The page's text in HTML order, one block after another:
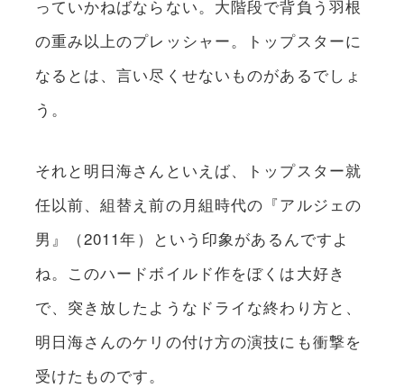
っていかねばならない。大階段で背負う羽根
の重み以上のプレッシャー。トップスターに
なるとは、言い尽くせないものがあるでしょ
う。
それと明日海さんといえば、トップスター就
任以前、組替え前の月組時代の『アルジェの
男』（2011年）という印象があるんですよ
ね。このハードボイルド作をぼくは大好き
で、突き放したようなドライな終わり方と、
明日海さんのケリの付け方の演技にも衝撃を
受けたものです。